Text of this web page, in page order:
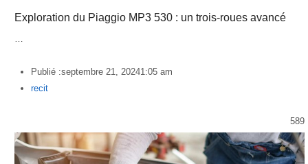
Exploration du Piaggio MP3 530 : un trois-roues avancé
…
Publié :septembre 21, 20241:05 am
Author
recit
589